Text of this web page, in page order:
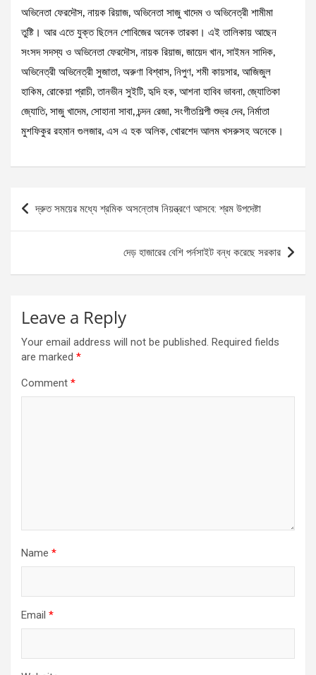
অভিনেতা ফেরদৌস, নায়ক রিয়াজ, অভিনেতা সাজু খাদেম ও অভিনেত্রী শামীমা
তুষ্টি। আর এতে যুক্ত ছিলেন শোবিজের অনেক তারকা। এই তালিকায় আছেন
সংসদ সদস্য ও অভিনেতা ফেরদৌস, নায়ক রিয়াজ, জায়েদ খান, সাইমন সাদিক,
অভিনেত্রী অভিনেত্রী সুজাতা, অরুণা বিশ্বাস, নিপুণ, শমী কায়সার, আজিজুল
হাকিম, রোকেয়া প্রাচী, তানভীন সুইটি, হৃদি হক, আশনা হাবিব ভাবনা, জ্যোতিকা
জ্যোতি, সাজু খাদেম, সোহানা সাবা, চন্দন রেজা, সংগীতশিল্পী শুভ্র দেব, নির্মাতা
মুশফিকুর রহমান গুলজার, এস এ হক অলিক, খোরশেদ আলম খসরুসহ অনেকে।
Post
navigation
দ্রুত সময়ের মধ্যে শ্রমিক অসন্তোষ নিয়ন্ত্রণে আসবে: শ্রম উপদেষ্টা
দেড় হাজারের বেশি পর্নসাইট বন্ধ করেছে সরকার
Leave a Reply
Your email address will not be published. Required fields
are marked *
Comment *
Name *
Email *